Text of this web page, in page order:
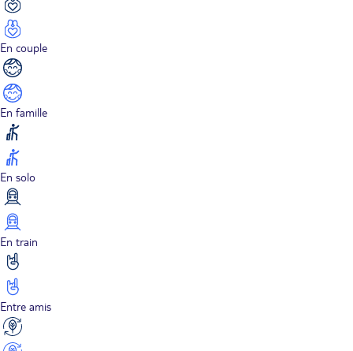
En couple
En famille
En solo
En train
Entre amis